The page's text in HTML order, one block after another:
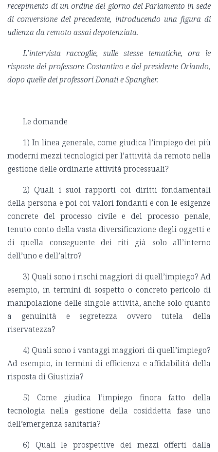
recepimento di un ordine del giorno del Parlamento in sede
di conversione del precedente, introducendo una figura di
udienza da remoto assai depotenziata.
L’intervista raccoglie, sulle stesse tematiche, ora le
risposte del professore Costantino e del presidente Orlando,
dopo quelle dei professori Donati e Spangher.
Le domande
1) In linea generale, come giudica l’impiego dei più
moderni mezzi tecnologici per l’attività da remoto nella
gestione delle ordinarie attività processuali?
2) Quali i suoi rapporti coi diritti fondamentali
della persona e poi coi valori fondanti e con le esigenze
concrete del processo civile e del processo penale,
tenuto conto della vasta diversificazione degli oggetti e
di quella conseguente dei riti già solo all’interno
dell’uno e dell’altro?
3) Quali sono i rischi maggiori di quell’impiego? Ad
esempio, in termini di sospetto o concreto pericolo di
manipolazione delle singole attività, anche solo quanto
a genuinità e segretezza ovvero tutela della
riservatezza?
4) Quali sono i vantaggi maggiori di quell’impiego?
Ad esempio, in termini di efficienza e affidabilità della
risposta di Giustizia?
5) Come giudica l’impiego finora fatto della
tecnologia nella gestione della cosiddetta fase uno
dell’emergenza sanitaria?
6) Quali le prospettive dei mezzi offerti dalla